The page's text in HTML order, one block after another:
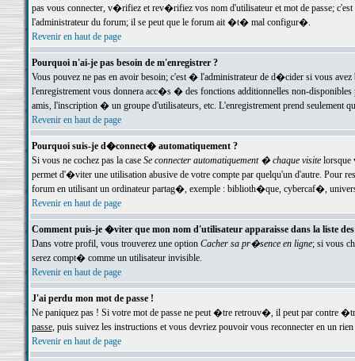
pas vous connecter, v�rifiez et rev�rifiez vos nom d'utilisateur et mot de passe;
l'administrateur du forum; il se peut que le forum ait �t� mal configur�.
Revenir en haut de page
Pourquoi n'ai-je pas besoin de m'enregistrer ?
Vous pouvez ne pas en avoir besoin; c'est � l'administrateur de d�cider si vous
l'enregistrement vous donnera acc�s � des fonctions additionnelles non-
amis, l'inscription � un groupe d'utilisateurs, etc. L'enregistrement prend seulement
Revenir en haut de page
Pourquoi suis-je d�connect� automatiquement ?
Si vous ne cochez pas la case Se connecter automatiquement � chaque visitelorsque
permet d'�viter une utilisation abusive de votre compte par quelqu'un d'autre. Pour
forum en utilisant un ordinateur partag�, exemple : biblioth�que, cybercaf�,
Revenir en haut de page
Comment puis-je �viter que mon nom d'utilisateur apparaisse dans la liste
Dans votre profil, vous trouverez une option Cacher sa pr�sence en ligne; si vous
serez compt� comme un utilisateur invisible.
Revenir en haut de page
J'ai perdu mon mot de passe !
Ne paniquez pas ! Si votre mot de passe ne peut �tre retrouv�, il peut par contre
passe, puis suivez les instructions et vous devriez pouvoir vous reconnecter en un rien
Revenir en haut de page